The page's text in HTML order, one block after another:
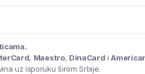
, Maestro, DinaCard i
uz isporuku širom Srbije.